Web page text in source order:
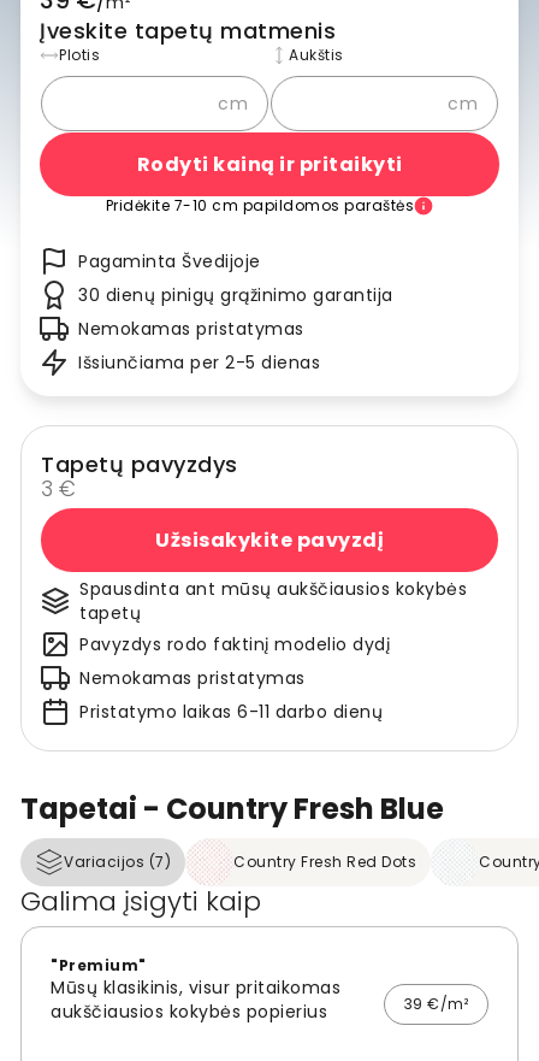
Tapetai - Country Fresh Blue
Variacijos (7) Country Fresh Red Dots
Galima įsigyti kaip
"Premium"
Mūsų klasikinis, visur pritaikomas
aukščiausios kokybės popierius
39 €/m²
Įveskite tapetų matmenis
Plotis
cm
Aukštis
cm
Rodyti kainą ir pritaikyti
Pridėkite 7-10 cm papildomos paraštės
Pagaminta Švedijoje
30 dienų pinigų grąžinimo garantija
Nemokamas pristatymas
Išsiunčiama per 2-5 dienas
Tapetų pavyzdys
3 €
Užsisakykite pavyzdį
Spausdinta ant mūsų aukščiausios kokybės
tapetų
Pavyzdys rodo faktinį modelio dydį
Nemokamas pristatymas
Pristatymo laikas 6-11 darbo dienų